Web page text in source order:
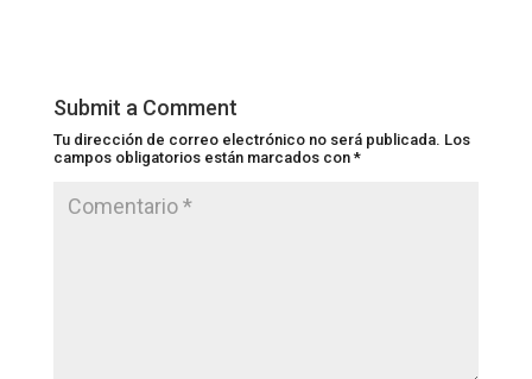
Submit a Comment
Tu dirección de correo electrónico no será publicada. Los
campos obligatorios están marcados con *